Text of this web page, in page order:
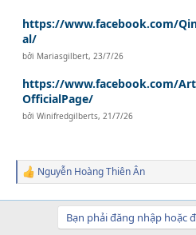
https://www.facebook.com/
al/
bởi Mariasgilbert,23/7/26
https://www.facebook.com/
OfficialPage/
bởiWinifredgilberts,21/7/26
R
a
Nguyễn Hoàng Thiên Ân
Bạn phải đăng nhập hoặc